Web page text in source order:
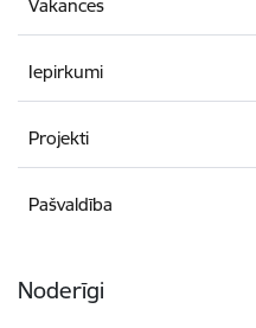
Vakances
Iepirkumi
Projekti
Pašvaldība
Noderīgi